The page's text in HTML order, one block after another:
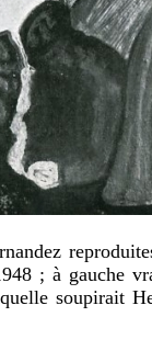
; à gauche
soupirait